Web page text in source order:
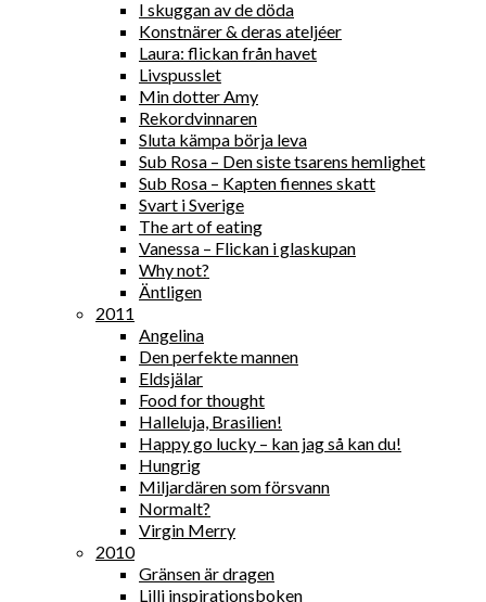
I skuggan av de döda
Konstnärer & deras ateljéer
Laura: flickan från havet
Livspusslet
Min dotter Amy
Rekordvinnaren
Sluta kämpa börja leva
Sub Rosa – Den siste tsarens hemlighet
Sub Rosa – Kapten fiennes skatt
Svart i Sverige
The art of eating
Vanessa – Flickan i glaskupan
Why not?
Äntligen
2011
Angelina
Den perfekte mannen
Eldsjälar
Food for thought
Halleluja, Brasilien!
Happy go lucky – kan jag så kan du!
Hungrig
Miljardären som försvann
Normalt?
Virgin Merry
2010
Gränsen är dragen
Lilli inspirationsboken